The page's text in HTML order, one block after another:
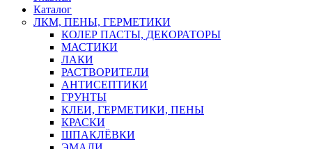
Каталог
ЛКМ, ПЕНЫ, ГЕРМЕТИКИ
КОЛЕР ПАСТЫ, ДЕКОРАТОРЫ
МАСТИКИ
ЛАКИ
РАСТВОРИТЕЛИ
АНТИСЕПТИКИ
ГРУНТЫ
КЛЕИ, ГЕРМЕТИКИ, ПЕНЫ
КРАСКИ
ШПАКЛЁВКИ